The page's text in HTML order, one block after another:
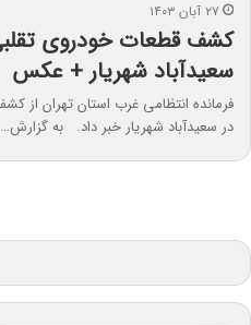
۲۷ آبان ۱۴۰۳
سعيدآباد شهریار + عکس
در سعيدآباد شهریار خبر داد. به گزارش…